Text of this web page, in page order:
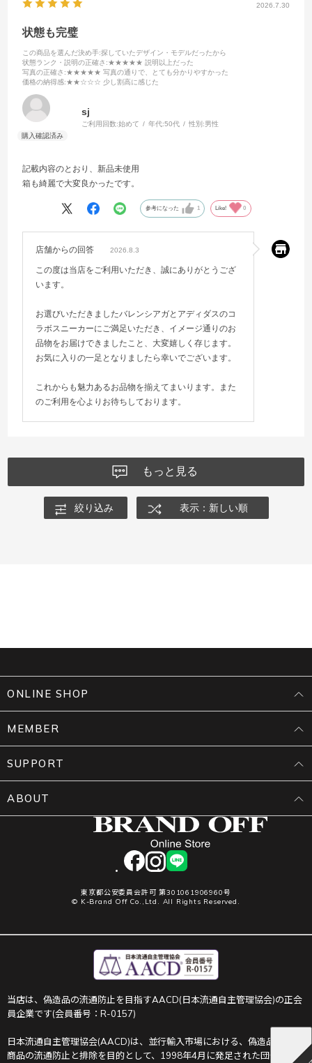
2026.7.30
状態も完璧
この商品を選んだ決め手:探していたデザイン・モデルだったから
状態ランク・説明の正確さ :★★★★★ 説明以上だった
写真の正確さ :★★★★★ 写真の通りで、とても分かりやすかった
価格の納得感:★★☆☆☆ 少し割高に感じた
sj
ご利用回数:始めて 年代:50代 性別:男性
記載内容のとおり、新品未使用
箱も綺麗で大変良かったです。
参考になった 1 Like! 0
店舗からの回答 2026.8.3
この度は当店をご利用いただき、誠にありがとうござ
います。
お選びいただきましたバレンシアガとアディダスのコ
ラボスニーカーにご満足いただき、イメージ通りのお
品物をお届けできましたこと、大変嬉しく存じます。
お気に入りの一足となりましたら幸いでございます。
これからも魅力あるお品物を揃えてまいります。また
のご利用を心よりお待ちしております。
もっと見る
絞り込み 表示：新しい順
facebookinstagram
LINE
東京都公安委員会許可 第301061906960号
© K-Brand Off Co.,Ltd. All Rights Reserved.
ONLINE SHOP
MEMBER
SUPPORT
ABOUT
当店は、偽造品の流通防止を目指すAACD(日本流通自主管理協会)の正会
員企業です(会員番号：R-0157)
日本流通自主管理協会(AACD)は、並行輸入市場における、偽造品や不正
商品の流通防止と排除を目的として、1998年4月に発足された団体です。